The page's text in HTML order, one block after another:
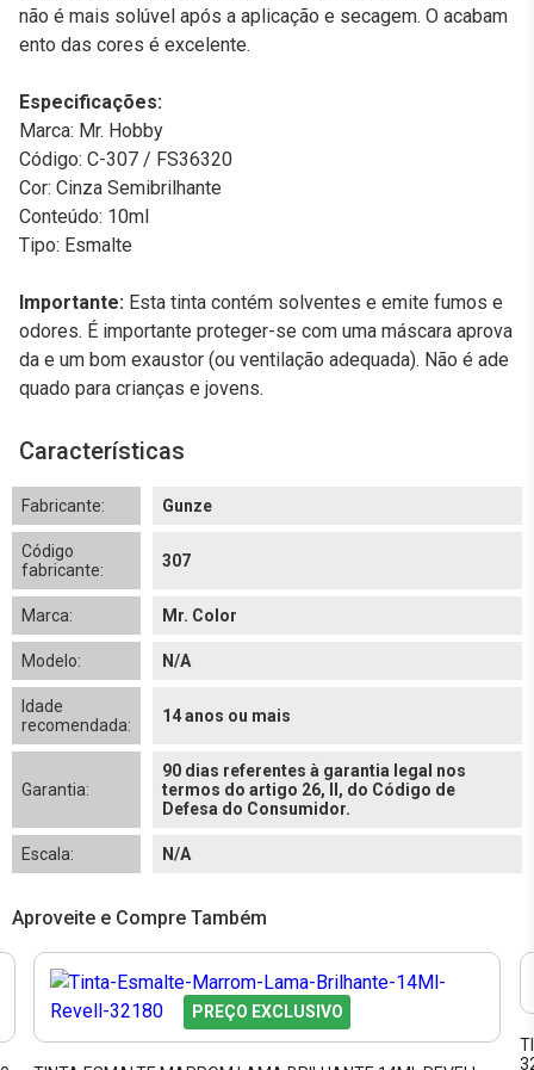
não é mais solúvel após a aplicação e secagem. O acabam
ento das cores é excelente.
Especificações:
Marca: Mr. Hobby
Código: C-307 / FS36320
Cor: Cinza Semibrilhante
Conteúdo: 10ml
Tipo: Esmalte
Importante: Esta tinta contém solventes e emite fumos e
odores. É importante proteger-se com uma máscara aprova
da e um bom exaustor (ou ventilação adequada). Não é ade
quado para crianças e jovens.
Características
Fabricante: Gunze
Código
fabricante:
307
Marca: Mr. Color
Modelo: N/A
Idade
recomendada:
14 anos ou mais
Garantia:
90 dias referentes à garantia legal nos
termos do artigo 26, II, do Código de
Defesa do Consumidor.
Escala: N/A
Aproveite e Compre Também
PREÇO EXCLUSIVO